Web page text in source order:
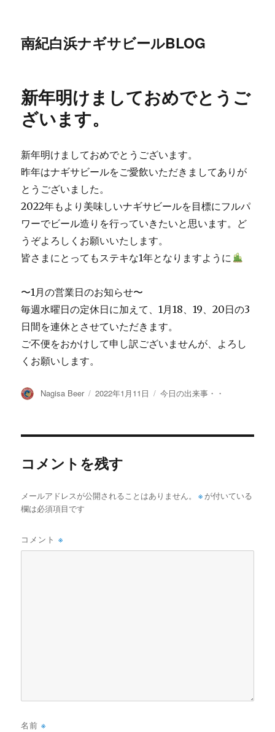
南紀白浜ナギサビールBLOG
新年明けましておめでとうご
ざいます。
新年明けましておめでとうございます。
昨年はナギサビールをご愛飲いただきましてありが
とうございました。
2022年もより美味しいナギサビールを目標にフルパ
ワーでビール造りを行っていきたいと思います。ど
うぞよろしくお願いいたします。
皆さまにとってもステキな1年となりますように
〜1月の営業日のお知らせ〜
毎週水曜日の定休日に加えて、1月18、19、20日の3
日間を連休とさせていただきます。
ご不便をおかけして申し訳ございませんが、よろし
くお願いします。
投
Nagisa Beer
投
2022年1月11日
カ
今日の出来事・・
コメントを残す
メールアドレスが公開されることはありません。 ※ が付いている
欄は必須項目です
コメント※
名前※